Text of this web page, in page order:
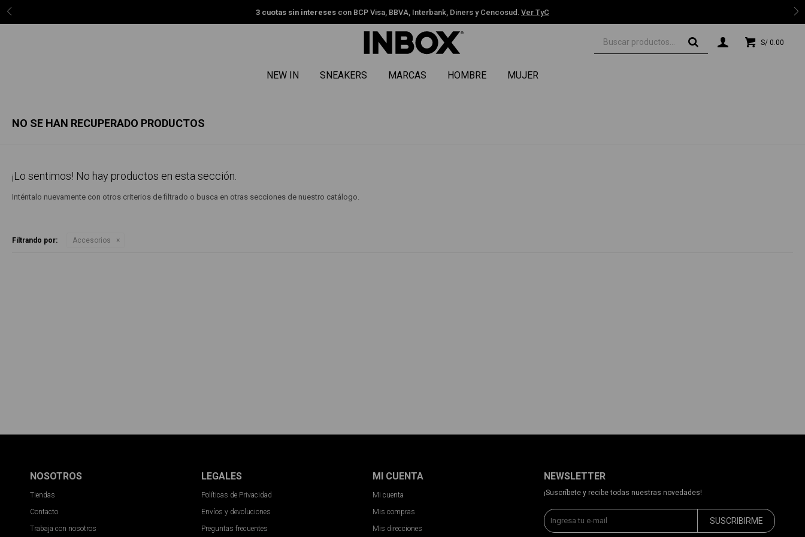
3 cuotas sin intereses con BCP Visa, BBVA, Interbank, Diners y Cencosud. Ver TyC
NEW IN SNEAKERS MARCAS HOMBRE MUJER
S/ 0.00
NO SE HAN RECUPERADO PRODUCTOS
¡Lo sentimos! No hay productos en esta sección.
Inténtalo nuevamente con otros criterios de filtrado o busca en otras secciones de nuestro catálogo.
Filtrando por: Accesorios
NOSOTROS
Tiendas
Contacto
Trabaja con nosotros
LEGALES
Políticas de Privacidad
Envíos y devoluciones
Preguntas frecuentes
MI CUENTA
Mi cuenta
Mis compras
Mis direcciones
NEWSLETTER
¡Suscríbete y recibe todas nuestras novedades!
SUSCRIBIRME